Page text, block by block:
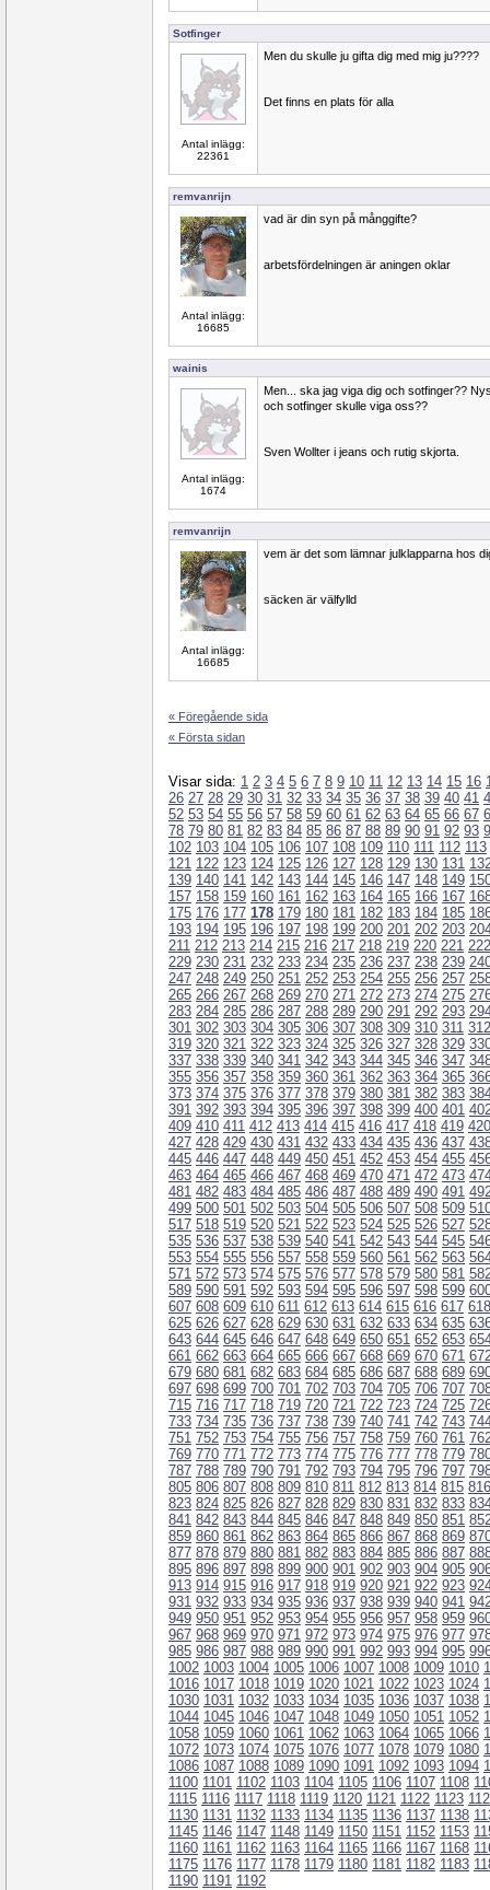
Sotfinger
Antal inlägg:
22361
Men du skulle ju gifta dig med mig ju????
Det finns en plats för alla
remvanrijn
Antal inlägg:
16685
vad är din syn på månggifte?
arbetsfördelningen är aningen oklar
wainis
Antal inlägg:
1674
Men... ska jag viga dig och sotfinger??
och sotfinger skulle viga oss??
Sven Wollter i jeans och rutig skjorta.
remvanrijn
Antal inlägg:
16685
vem är det som lämnar julklapparna hos
säcken är välfylld
« Föregående sida
« Första sidan
Visar sida: 1 2 3 4 5 6 7 8 9 10 11 12 13 14 15 16
26 27 28 29 30 31 32 33 34 35 36 37 38 39 40 41
52 53 54 55 56 57 58 59 60 61 62 63 64 65 66 67
78 79 80 81 82 83 84 85 86 87 88 89 90 91 92 93
102 103 104 105 106 107 108 109 110 111 112 113
121 122 123 124 125 126 127 128 129 130 131
139 140 141 142 143 144 145 146 147 148 149
157 158 159 160 161 162 163 164 165 166 167
175 176 177 178 179 180 181 182 183 184 185
193 194 195 196 197 198 199 200 201 202 203
211 212 213 214 215 216 217 218 219 220 221 222
229 230 231 232 233 234 235 236 237 238 239
247 248 249 250 251 252 253 254 255 256 257
265 266 267 268 269 270 271 272 273 274 275
283 284 285 286 287 288 289 290 291 292 293
301 302 303 304 305 306 307 308 309 310 311 312
319 320 321 322 323 324 325 326 327 328 329
337 338 339 340 341 342 343 344 345 346 347
355 356 357 358 359 360 361 362 363 364 365
373 374 375 376 377 378 379 380 381 382 383
391 392 393 394 395 396 397 398 399 400 401
409 410 411 412 413 414 415 416 417 418 419 420
427 428 429 430 431 432 433 434 435 436 437
445 446 447 448 449 450 451 452 453 454 455
463 464 465 466 467 468 469 470 471 472 473
481 482 483 484 485 486 487 488 489 490 491
499 500 501 502 503 504 505 506 507 508 509
517 518 519 520 521 522 523 524 525 526 527
535 536 537 538 539 540 541 542 543 544 545
553 554 555 556 557 558 559 560 561 562 563
571 572 573 574 575 576 577 578 579 580 581
589 590 591 592 593 594 595 596 597 598 599
607 608 609 610 611 612 613 614 615 616 617 618
625 626 627 628 629 630 631 632 633 634 635
643 644 645 646 647 648 649 650 651 652 653
661 662 663 664 665 666 667 668 669 670 671
679 680 681 682 683 684 685 686 687 688 689
697 698 699 700 701 702 703 704 705 706 707
715 716 717 718 719 720 721 722 723 724 725
733 734 735 736 737 738 739 740 741 742 743
751 752 753 754 755 756 757 758 759 760 761
769 770 771 772 773 774 775 776 777 778 779
787 788 789 790 791 792 793 794 795 796 797
805 806 807 808 809 810 811 812 813 814 815 816
823 824 825 826 827 828 829 830 831 832 833
841 842 843 844 845 846 847 848 849 850 851
859 860 861 862 863 864 865 866 867 868 869
877 878 879 880 881 882 883 884 885 886 887
895 896 897 898 899 900 901 902 903 904 905
913 914 915 916 917 918 919 920 921 922 923
931 932 933 934 935 936 937 938 939 940 941
949 950 951 952 953 954 955 956 957 958 959
967 968 969 970 971 972 973 974 975 976 977
985 986 987 988 989 990 991 992 993 994 995
1002 1003 1004 1005 1006 1007 1008 1009 1010
1016 1017 1018 1019 1020 1021 1022 1023 1024
1030 1031 1032 1033 1034 1035 1036 1037 1038
1044 1045 1046 1047 1048 1049 1050 1051 1052
1058 1059 1060 1061 1062 1063 1064 1065 1066
1072 1073 1074 1075 1076 1077 1078 1079 1080
1086 1087 1088 1089 1090 1091 1092 1093 1094
1100 1101 1102 1103 1104 1105 1106 1107 1108
1115 1116 1117 1118 1119 1120 1121 1122 1123
1130 1131 1132 1133 1134 1135 1136 1137 1138
1145 1146 1147 1148 1149 1150 1151 1152 1153
1160 1161 1162 1163 1164 1165 1166 1167 1168
1175 1176 1177 1178 1179 1180 1181 1182 1183
1190 1191 1192